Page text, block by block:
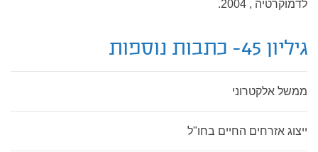
לדמוקרטיה , 2004.
גיליון 45- כתבות נוספות
ממשל אלקטרוני
ייצוג אזרחים החיים בחו"ל